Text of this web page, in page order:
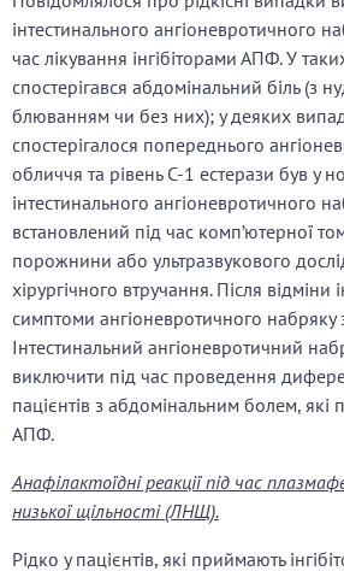
інтестинального ангіоневротичного
час лікування інгібіторами АПФ. У
спостерігався абдомінальний біль (з
блюванням чи без них); у деяких
спостерігалося попереднього
обличчя та рівень С-1 естерази був у
інтестинального ангіоневротичного
встановлений під час комп’ютерної
порожнини або ультразвукового
хірургічного втручання. Після відміни
симптоми ангіоневротичного набряку
Інтестинальний ангіоневротичний
виключити під час проведення
пацієнтів з абдомінальним болем, які
АПФ.
Анафілактоїдні реакції під час
низької щільності (ЛНЩ).
Рідко у пацієнтів, які приймають